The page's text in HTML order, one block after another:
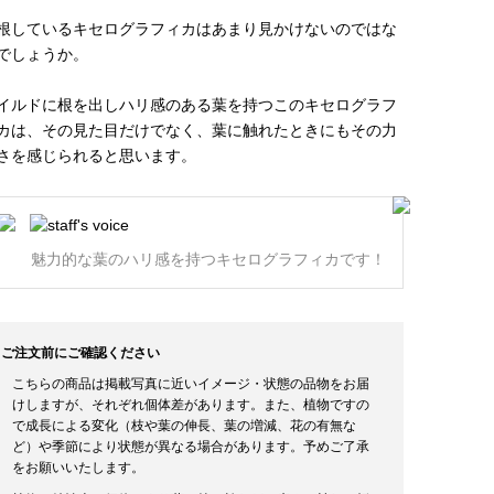
しているキセログラフィカはあまり見かけないのではな
しょうか。
ルドに根を出しハリ感のある葉を持つこのキセログラフ
は、その見た目だけでなく、葉に触れたときにもその力
を感じられると思います。
魅力的な葉のハリ感を持つキセログラフィカです！
ご注文前にご確認ください
こちらの商品は掲載写真に近いイメージ・状態の品物をお届
けしますが、それぞれ個体差があります。また、植物ですの
で成長による変化（枝や葉の伸長、葉の増減、花の有無な
ど）や季節により状態が異なる場合があります。予めご了承
をお願いいたします。